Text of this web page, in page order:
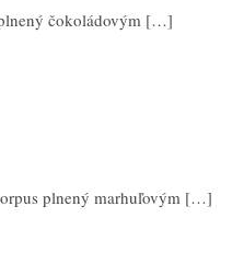
čokoládovým […]
plnený marhuľovým […]